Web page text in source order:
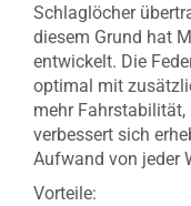
Schlaglöcher
diesem Grund hat
entwickelt. Die
optimal mit
mehr
verbessert sich
Aufwand von jeder
Vorteile: